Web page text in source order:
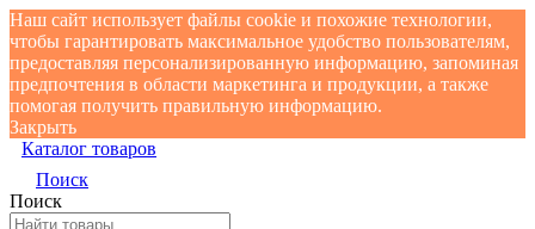
Наш сайт использует файлы cookie и похожие технологии,
чтобы гарантировать максимальное удобство пользователям,
предоставляя персонализированную информацию, запоминая
предпочтения в области маркетинга и продукции, а также
помогая получить правильную информацию.
Закрыть
Каталог товаров
Поиск
Поиск